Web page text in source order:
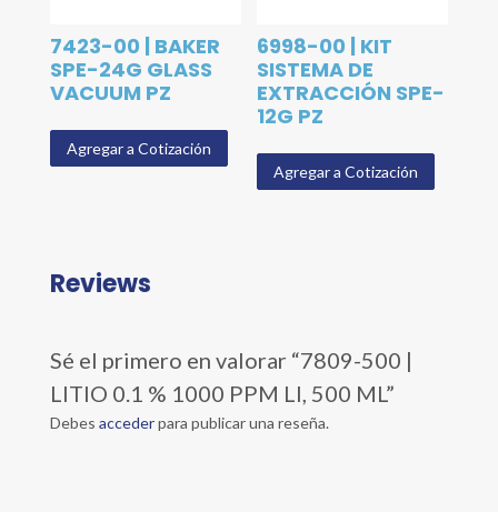
7423-00 | BAKER
SPE-24G GLASS
VACUUM PZ
Agregar a Cotización
6998-00 | KIT
SISTEMA DE
EXTRACCIÓN SPE-
12G PZ
Agregar a Cotización
Reviews
Sé el primero en valorar “7809-500 |
LITIO 0.1 % 1000 PPM LI, 500 ML”
Debes accederpara publicar una reseña.